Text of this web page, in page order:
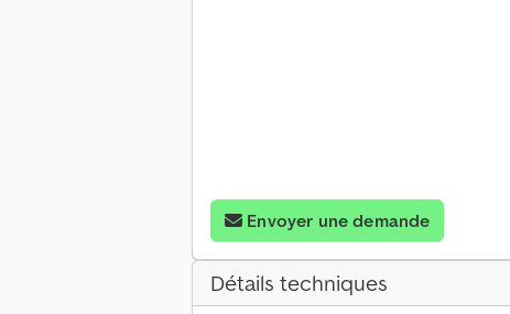
Envoyer une demande
Détails techniques